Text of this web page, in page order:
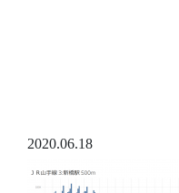
2020.06.18